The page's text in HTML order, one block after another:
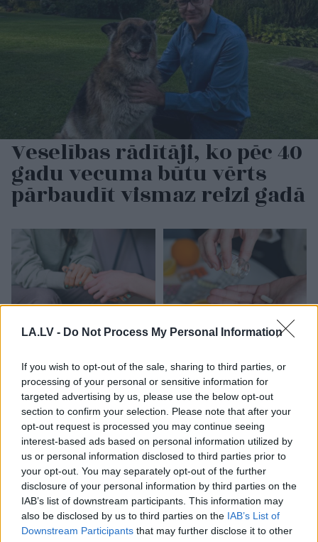
LA.LV - Do Not Process My Personal Information
If you wish to opt-out of the sale, sharing to third parties, or
processing of your personal or sensitive information for
targeted advertising by us, please use the below opt-out
section to confirm your selection. Please note that after your
opt-out request is processed you may continue seeing
interest-based ads based on personal information utilized by
us or personal information disclosed to third parties prior to
your opt-out. You may separately opt-out of the further
disclosure of your personal information by third parties on the
IAB’s list of downstream participants. This information may
also be disclosed by us to third parties on the IAB’s List of
Downstream Participants that may further disclose it to other
Veselības rādītāji, ko pēc 40
gadu vecuma būtu vērts
pārbaudīt vismaz reizi gadā
un kājas? 6 iespējamie
iemesli – viens no tiem
ir ļoti izplatīts
Pazemināts vitamīna
B12 līmenis,
novecošana un
mitohondriji